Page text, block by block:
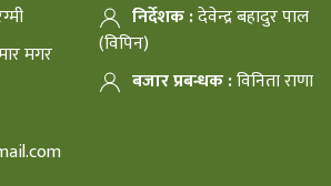
मगर
निर्देशक :देवेन्द्र बहादुर पाल
(विपिन)
बजार प्रबन्धक :विनिता राणा